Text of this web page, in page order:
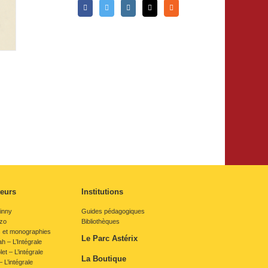
et monographies
– L’Intégrale
– L’intégrale
L’intégrale
Institutions
Guides pédagogiques
Bibliothèques
Le Parc Astérix
La Boutique